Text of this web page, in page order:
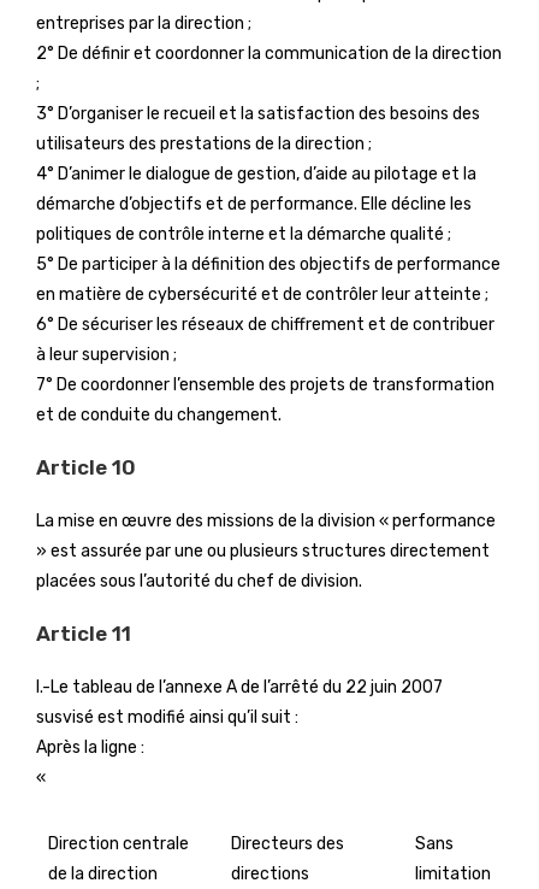
entreprises par la direction ;
2° De définir et coordonner la communication de la direction
;
3° D’organiser le recueil et la satisfaction des besoins des
utilisateurs des prestations de la direction ;
4° D’animer le dialogue de gestion, d’aide au pilotage et la
démarche d’objectifs et de performance. Elle décline les
politiques de contrôle interne et la démarche qualité ;
5° De participer à la définition des objectifs de performance
en matière de cybersécurité et de contrôler leur atteinte ;
6° De sécuriser les réseaux de chiffrement et de contribuer
à leur supervision ;
7° De coordonner l’ensemble des projets de transformation
et de conduite du changement.
Article 10
La mise en œuvre des missions de la division « performance
» est assurée par une ou plusieurs structures directement
placées sous l’autorité du chef de division.
Article 11
I.-Le tableau de l’annexe A de l’arrêté du 22 juin 2007
susvisé est modifié ainsi qu’il suit :
Après la ligne :
«
Direction centrale
de la direction
Directeurs des
directions
Sans
limitation